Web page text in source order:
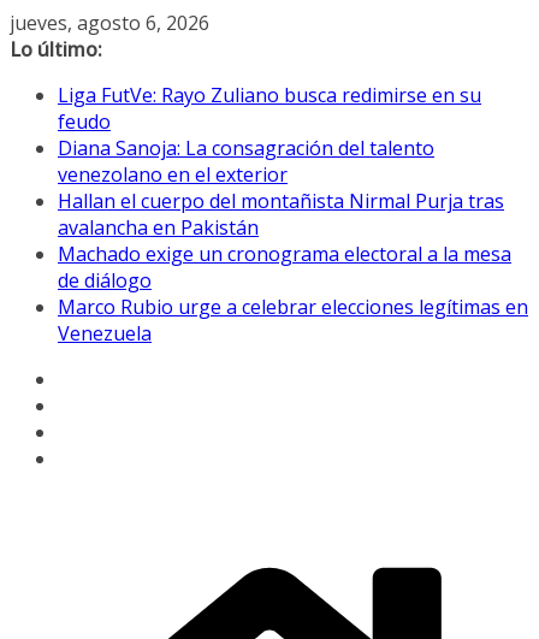
Saltar
al
jueves, agosto 6, 2026
Lo último:
Liga FutVe: Rayo Zuliano busca redimirse en su
feudo
Diana Sanoja: La consagración del talento
venezolano en el exterior
Hallan el cuerpo del montañista Nirmal Purja tras
avalancha en Pakistán
Machado exige un cronograma electoral a la mesa
de diálogo
Marco Rubio urge a celebrar elecciones legítimas en
Venezuela